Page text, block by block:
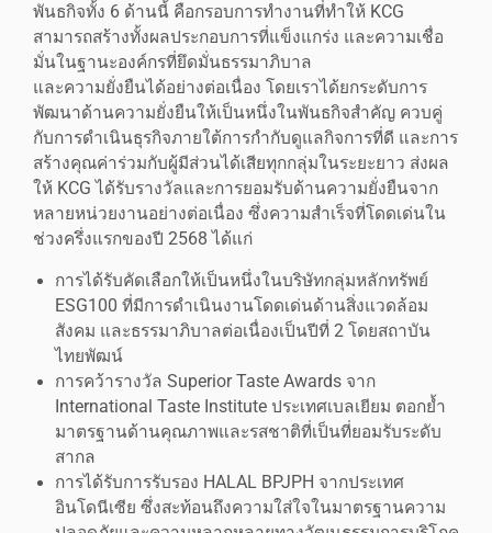
พันธกิจทั้ง 6 ด้านนี้ คือกรอบการทำงานที่ทำให้ KCG
สามารถสร้างทั้งผลประกอบการที่แข็งแกร่ง และความเชื่อ
มั่นในฐานะองค์กรที่ยึดมั่นธรรมาภิบาล
และความยั่งยืนได้อย่างต่อเนื่อง โดยเราได้ยกระดับการ
พัฒนาด้านความยั่งยืนให้เป็นหนึ่งในพันธกิจสำคัญ ควบคู่
กับการดำเนินธุรกิจภายใต้การกำกับดูแลกิจการที่ดี และการ
สร้างคุณค่าร่วมกับผู้มีส่วนได้เสียทุกกลุ่มในระยะยาว ส่งผล
ให้ KCG ได้รับรางวัลและการยอมรับด้านความยั่งยืนจาก
หลายหน่วยงานอย่างต่อเนื่อง ซึ่งความสำเร็จที่โดดเด่นใน
ช่วงครึ่งแรกของปี 2568 ได้แก่
การได้รับคัดเลือกให้เป็นหนึ่งในบริษัทกลุ่มหลักทรัพย์
ESG100 ที่มีการดำเนินงานโดดเด่นด้านสิ่งแวดล้อม
สังคม และธรรมาภิบาลต่อเนื่องเป็นปีที่ 2 โดยสถาบัน
ไทยพัฒน์
การคว้ารางวัล Superior Taste Awards จาก
International Taste Institute ประเทศเบลเยียม ตอกย้ำ
มาตรฐานด้านคุณภาพและรสชาติที่เป็นที่ยอมรับระดับ
สากล
การได้รับการรับรอง HALAL BPJPH จากประเทศ
อินโดนีเซีย ซึ่งสะท้อนถึงความใส่ใจในมาตรฐานความ